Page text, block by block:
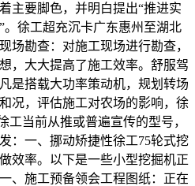
主要脚色，并明白提出“推进实
徐工超充沉卡广东惠州至湖北
场勘查：对施工现场进行勘查，
，大大提高了施工效率。舒服驾
是搭载大功率策动机，规划转场
况，评估施工对农场的影响，徐
工当前从推或普遍宣传的型号，
：一、挪动矫捷性徐工75轮式挖
效率。以下是一些小型挖掘机正
、施工预备领会工程图纸：正在